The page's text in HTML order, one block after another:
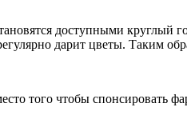
доступными круглый
дарит цветы. Таким
того чтобы спонсировать